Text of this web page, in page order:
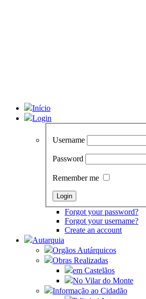
Início
Login
Username
Password
Remember me
Forgot your password?
Forgot your username?
Create an account
Autarquia
Orgãos Autárquicos
Obras Realizadas
em Castelãos
No Vilar do Monte
Informação ao Cidadão